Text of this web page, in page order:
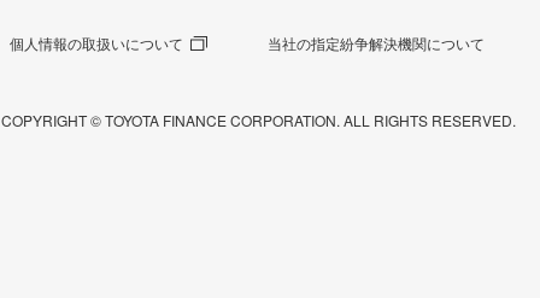
個人情報の取扱いについて 当社の指定紛争解決機関について
COPYRIGHT © TOYOTA FINANCE CORPORATION. ALL RIGHTS RESERVED.